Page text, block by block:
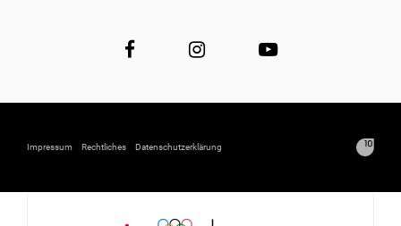
Impressum Rechtliches Datenschutzerklärung